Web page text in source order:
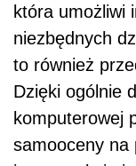
która umożliwi
niezbędnych
to również
Dzięki ogólnie
komputerowej
samooceny na